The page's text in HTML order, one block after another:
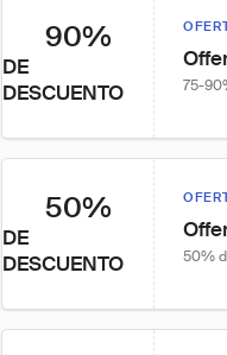
90%
DE
DESCUENTO
75-
50%
DE
DESCUENTO
50%